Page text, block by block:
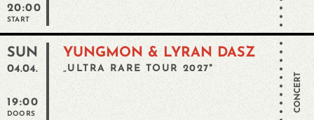
20:00
START
SUN
04.04.
19:00
DOORS
YUNGMON & LYRAN DASZ
„ULTRA RARE TOUR 2027"
CONCERT